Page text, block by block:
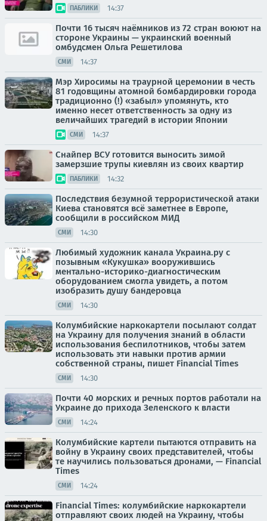
ПАБЛИКИ 14:37
Почти 16 тысяч наёмников из 72 стран воюют на
стороне Украины — украинский военный
омбудсмен Ольга Решетилова
СМИ 14:37
Мэр Хиросимы на траурной церемонии в честь
81 годовщины атомной бомбардировки города
традиционно (!) «забыл» упомянуть, кто
именно несет ответственность за одну из
величайших трагедий в истории Японии
СМИ 14:37
Снайпер ВСУ готовится выносить зимой
замерзшие трупы киевлян из своих квартир
ПАБЛИКИ 14:32
Последствия безумной террористической атаки
Киева становятся всё заметнее в Европе,
сообщили в российском МИД
СМИ 14:30
Любимый художник канала Украина.ру с
позывным «Кукушка» вооружившись
ментально-историко-диагностическим
оборудованием смогла увидеть, а потом
изобразить душу бандеровца
СМИ 14:30
Колумбийские наркокартели посылают солдат
на Украину для получения знаний в области
использования беспилотников, чтобы затем
использовать эти навыки против армии
собственной страны, пишет Financial Times
СМИ 14:30
Почти 40 морских и речных портов работали на
Украине до прихода Зеленского к власти
СМИ 14:24
Колумбийские картели пытаются отправить на
войну в Украину своих представителей, чтобы
те научились пользоваться дронами, — Financial
Times
СМИ 14:24
Financial Times: колумбийские наркокартели
отправляют своих людей на Украину, чтобы